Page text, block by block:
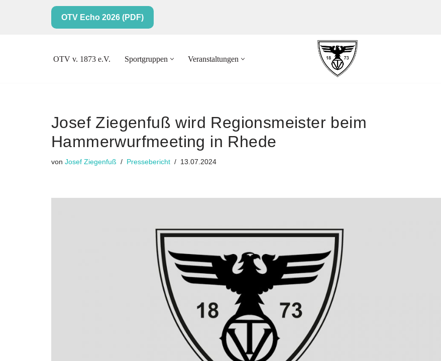
OTV Echo 2026 (PDF)
OTV v. 1873 e.V. Sportgruppen Veranstaltungen
Josef Ziegenfuß wird Regionsmeister beim
Hammerwurfmeeting in Rhede
von Josef Ziegenfuß Pressebericht 13.07.2024